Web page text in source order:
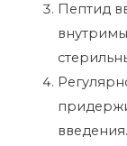
Пептид
введения.